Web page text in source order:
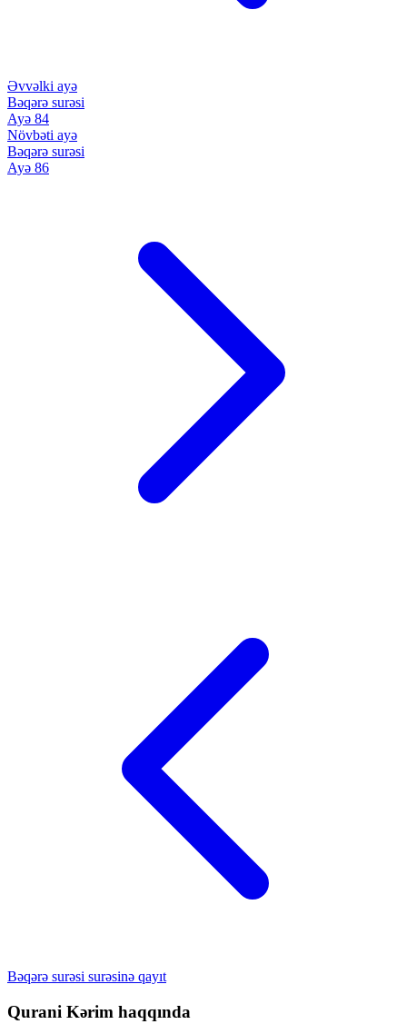
Əvvəlki ayə
Bəqərə surəsi
Ayə 84
Növbəti ayə
Bəqərə surəsi
Ayə 86
Bəqərə surəsi surəsinə qayıt
Qurani Kərim haqqında